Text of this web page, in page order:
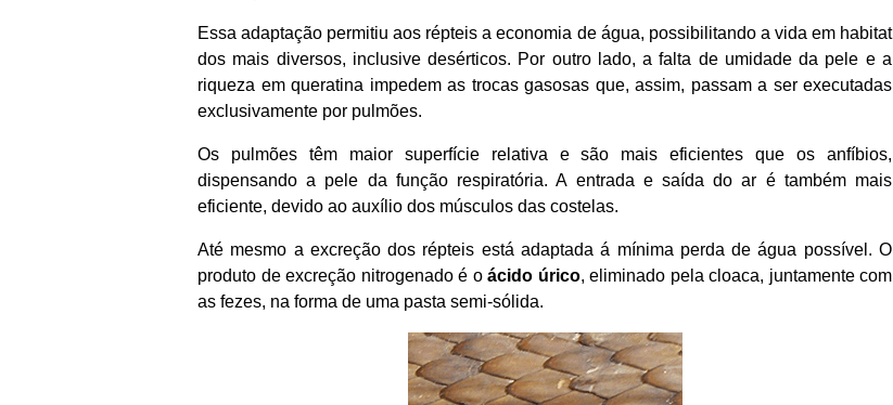
Essa adaptação permitiu aos répteis a economia de água, possibilitando a vida em habitat
dos mais diversos, inclusive desérticos. Por outro lado, a falta de umidade da pele e a
riqueza em queratina impedem as trocas gasosas que, assim, passam a ser executadas
exclusivamente por pulmões.
Os pulmões têm maior superfície relativa e são mais eficientes que os anfíbios,
dispensando a pele da função respiratória. A entrada e saída do ar é também mais
eficiente, devido ao auxílio dos músculos das costelas.
Até mesmo a excreção dos répteis está adaptada á mínima perda de água possível. O
produto de excreção nitrogenado é o ácido úrico, eliminado pela cloaca, juntamente com
as fezes, na forma de uma pasta semi-sólida.